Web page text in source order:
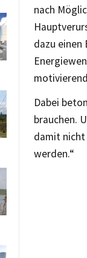
nach
dazu
Dabei
brauchen.
damit nicht
werden.“